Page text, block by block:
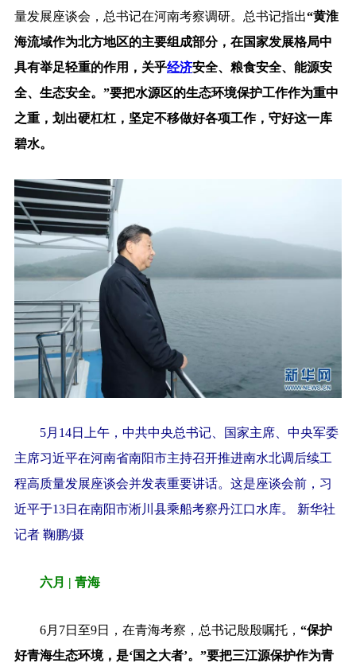
量发展座谈会，总书记在河南考察调研。总书记指出“黄淮
海流域作为北方地区的主要组成部分，在国家发展格局中
具有举足轻重的作用，关乎经济安全、粮食安全、能源安
全、生态安全。”要把水源区的生态环境保护工作作为重中
之重，划出硬杠杠，坚定不移做好各项工作，守好这一库
碧水。
5月14日上午，中共中央总书记、国家主席、中央军委
主席习近平在河南省南阳市主持召开推进南水北调后续工
程高质量发展座谈会并发表重要讲话。这是座谈会前，习
近平于13日在南阳市淅川县乘船考察丹江口水库。 新华社
记者 鞠鹏/摄
六月 | 青海
6月7日至9日，在青海考察，总书记殷殷嘱托， “保护
好青海生态环境，是‘国之大者’。”要把三江源保护作为青